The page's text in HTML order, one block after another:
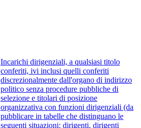
Incarichi dirigenziali, a qualsiasi titolo
conferiti, ivi inclusi quelli conferiti
discrezionalmente dall'organo di indirizzo
politico senza procedure pubbliche di
selezione e titolari di posizione
organizzativa con funzioni dirigenziali (da
pubblicare in tabelle che distinguano le
seguenti situazioni: dirigenti, dirigenti